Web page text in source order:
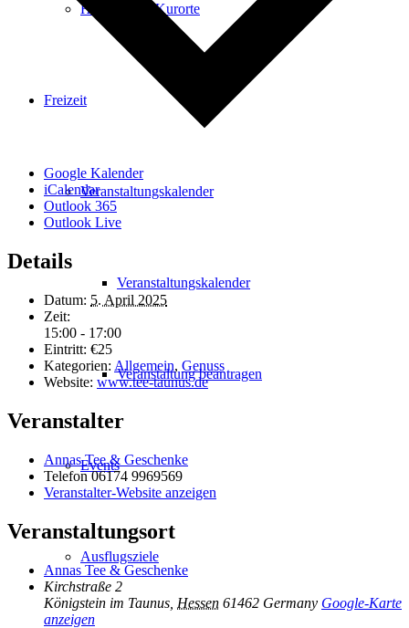
Heilbäder & Kurorte
Freizeit
Veranstaltungskalender
Veranstaltungskalender
Veranstaltung beantragen
Events
Ausflugsziele
Google Kalender
iCalendar
Outlook 365
Outlook Live
Details
Datum: 5. April 2025
Zeit:
15:00 - 17:00
Eintritt: €25
Kategorien: Allgemein, Genuss
Website: www.tee-taunus.de
Veranstalter
Annas Tee & Geschenke
Telefon06174 9969569
Veranstalter-Website anzeigen
Veranstaltungsort
Annas Tee & Geschenke
Kirchstraße 2
Königstein im Taunus Hessen 61462 Germany Google-Karte
anzeigen